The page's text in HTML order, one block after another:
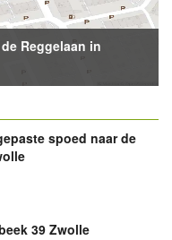
Reggelaan in
spoed naar de
39 Zwolle